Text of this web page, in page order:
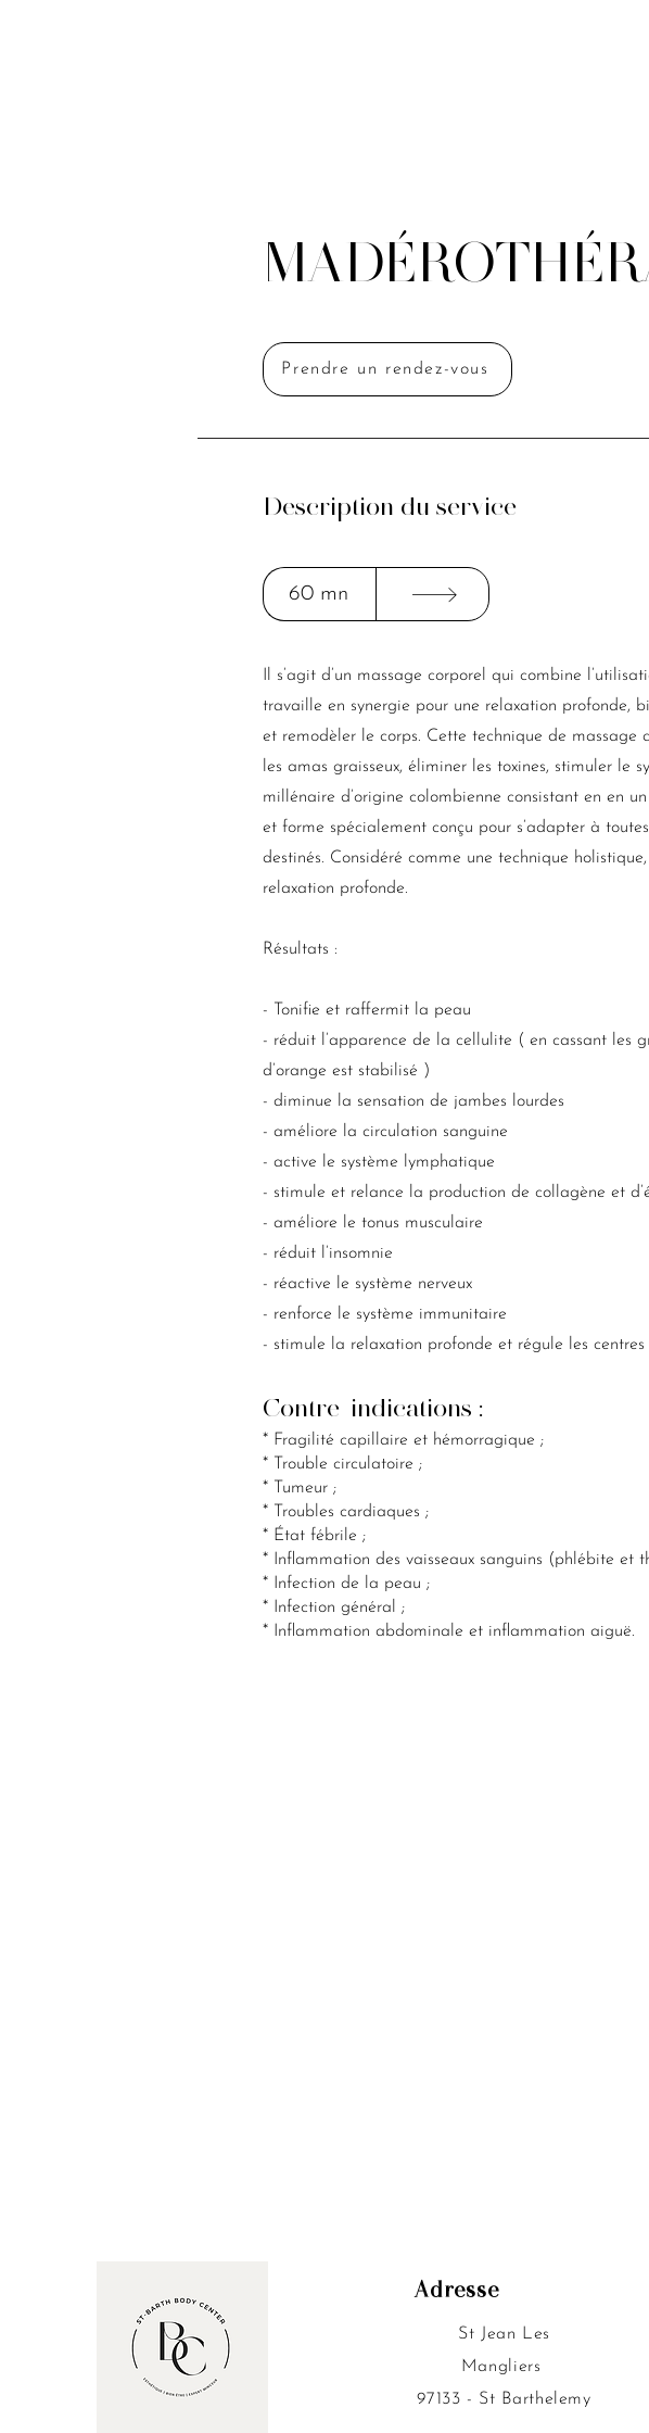
Prendre un rendez-vous
Description du service
60 mn
Il s’agit d’un massage corporel qui combine
travaille en synergie pour une relaxation profonde,
et remodèler le corps. Cette technique de massage
les amas graisseux, éliminer les toxines, stimuler le
millénaire d’origine colombienne consistant en en
et forme spécialement conçu pour s’adapter à
destinés. Considéré comme une technique
relaxation profonde.
Résultats :
- Tonifie et raffermit la peau
- réduit l’apparence de la cellulite ( en cassant les
d’orange est stabilisé )
- diminue la sensation de jambes lourdes
- améliore la circulation sanguine
- active le système lymphatique
- stimule et relance la production de collagène et
- améliore le tonus musculaire
- réduit l’insomnie
- réactive le système nerveux
- renforce le système immunitaire
- stimule la relaxation profonde et régule les centres
Contre-indications :
* Fragilité capillaire et hémorragique ;
* Trouble circulatoire ;
* Tumeur ;
* Troubles cardiaques ;
* État fébrile ;
* Inflammation des vaisseaux sanguins (phlébite et
* Infection de la peau ;
* Infection général ;
* Inflammation abdominale et inflammation aiguë.
Adresse
St Jean Les
Mangliers
97133 - St Barthelemy